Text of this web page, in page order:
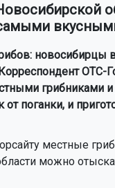
новосибирцы
ОТС-
грибниками и
от поганки, и
местные
можно